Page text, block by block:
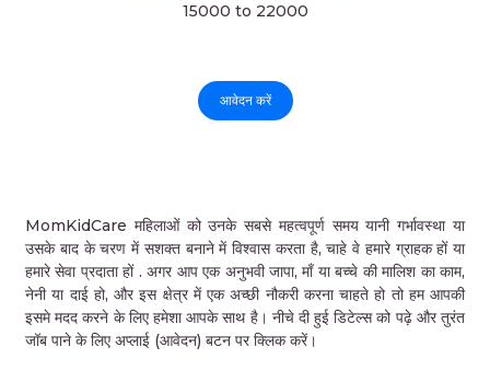
15000 to 22000
आवेदन करें
MomKidCare महिलाओं को उनके सबसे महत्वपूर्ण समय यानी गर्भावस्था या
उसके बाद के चरण में सशक्त बनाने में विश्वास करता है, चाहे वे हमारे ग्राहक हों या
हमारे सेवा प्रदाता हों . अगर आप एक अनुभवी जापा, माँ या बच्चे की मालिश का काम,
नेनी या दाई हो, और इस क्षेत्र में एक अच्छी नौकरी करना चाहते हो तो हम आपकी
इसमे मदद करने के लिए हमेशा आपके साथ है। नीचे दी हुई डिटेल्स को पढ़े और तुरंत
जॉब पाने के लिए अप्लाई (आवेदन) बटन पर क्लिक करें।